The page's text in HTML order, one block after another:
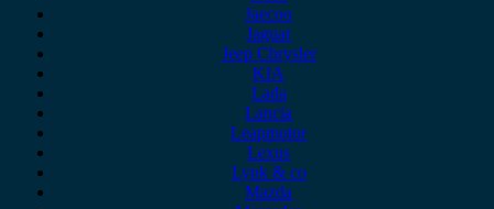
Jaecoo
Jaguar
Jeep Chrysler
KIA
Lada
Lancia
Leapmotor
Lexus
Lynk & co
Mazda